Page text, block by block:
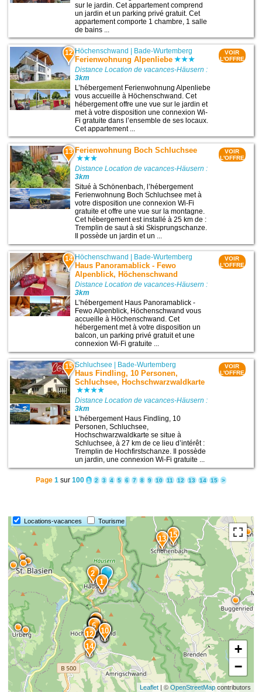
sur le jardin. Cet appartement comprend
un jardin et un parking privé gratuit. Cet
appartement comporte 1 chambre, 1 salle
de bains ...
12 Höchenschwand | Bade-Wurtemberg
Ferienwohnung Alpenliebe
Distance Location de vacances-Häusern :
3km
L’hébergement Ferienwohnung Alpenliebe
vous accueille à Höchenschwand. Cet
hébergement offre une vue sur le jardin et
met à votre disposition une connexion Wi-
Fi gratuite dans l’ensemble de ses locaux.
Cet appartement ...
VOIR
L'OFFRE
13 Ferienwohnung Boch Schluchsee
Distance Location de vacances-Häusern :
3km
Situé à Schönenbach, l’hébergement
Ferienwohnung Boch Schluchsee met à
votre disposition une connexion Wi-Fi
gratuite et offre une vue sur la montagne.
Cet hébergement est installé à 25 km de :
Tremplin de saut à ski Skisprungschanze.
Il possède un jardin et un ...
VOIR
L'OFFRE
14 Höchenschwand Bade-Wurtemberg
Haus Panoramablick - Fewo
Alpenblick, Höchenschwand
Distance Location de vacances-Häusern :
3km
L’hébergement Haus Panoramablick -
Fewo Alpenblick, Höchenschwand vous
accueille à Höchenschwand. Cet
hébergement met à votre disposition un
balcon, un parking privé gratuit et une
connexion Wi-Fi gratuite ...
VOIR
L'OFFRE
15 Schluchsee Bade-Wurtemberg
Haus Findling, 10 Personen,
Schluchsee, Hochschwarzwaldkarte
Distance Location de vacances-Häusern :
3km
L’hébergement Haus Findling, 10
Personen, Schluchsee,
Hochschwarzwaldkarte se situe à
Schluchsee, à 27 km de ce lieu d’intérêt :
Tremplin de Hochfirstschanze. Il possède
un jardin, une connexion Wi-Fi gratuite ...
VOIR
L'OFFRE
Page 1 sur 100 1 2 3 4 5 6 7 8 9 10 11 12 13 14 15 >
Locations-vacances Tourisme
15
14
13
12 11
10
9
8
7
6
5
4
3
2
1
+
−
Leaflet| © OpenStreetMapcontributors